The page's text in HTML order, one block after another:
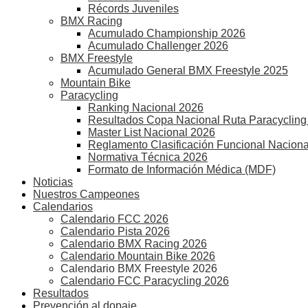
Récords Juveniles
BMX Racing
Acumulado Championship 2026
Acumulado Challenger 2026
BMX Freestyle
Acumulado General BMX Freestyle 2025
Mountain Bike
Paracycling
Ranking Nacional 2026
Resultados Copa Nacional Ruta
Master List Nacional 2026
Reglamento Clasificación Funcional Nacional
Normativa Técnica 2026
Formato de Información Médica (MDF)
Noticias
Nuestros Campeones
Calendarios
Calendario FCC 2026
Calendario Pista 2026
Calendario BMX Racing 2026
Calendario Mountain Bike 2026
Calendario BMX Freestyle 2026
Calendario FCC Paracycling 2026
Resultados
Prevención al dopaje